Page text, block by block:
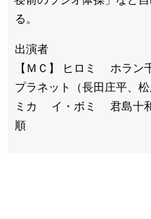
る。
出演者
【ＭＣ】 ヒロミ ホラン
プラネット（長田庄平
ミカ イ・ボミ 君島
順